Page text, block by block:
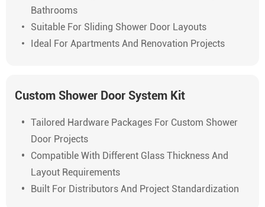
Bathrooms
Suitable For Sliding Shower Door Layouts
Ideal For Apartments And Renovation Projects
Custom Shower Door System Kit
Tailored Hardware Packages For Custom Shower
Door Projects
Compatible With Different Glass Thickness And
Layout Requirements
Built For Distributors And Project Standardization